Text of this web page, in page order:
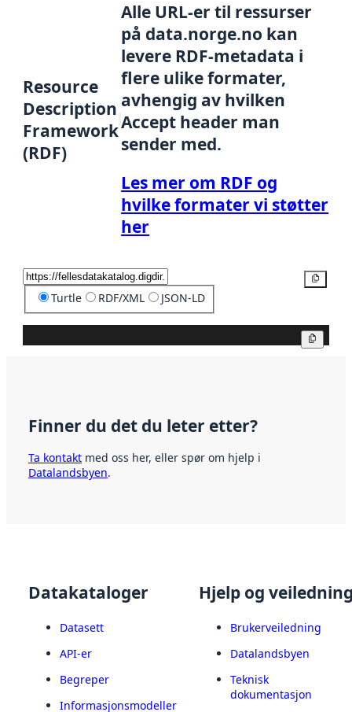
Resource
Description
Framework
(RDF)
Alle URL-er til ressurser
på data.norge.no kan
levere RDF-metadata i
flere ulike formater,
avhengig av hvilken
Accept header man
sender med.
Les mer om RDF og
hvilke formater vi støtter
her
Turtle RDF/XML JSON-LD
Finner du det du leter etter?
Ta kontakt med oss her, eller spør om hjelp i
Datalandsbyen.
Datakataloger
Datasett
API-er
Begreper
Informasjonsmodeller
Hjelp og
Brukerveiledning
Datalandsbyen
Teknisk
dokumentasjon